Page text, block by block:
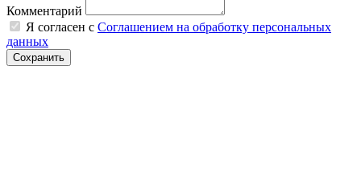
Комментарий
Я согласен с Соглашением на обработку персональных
данных